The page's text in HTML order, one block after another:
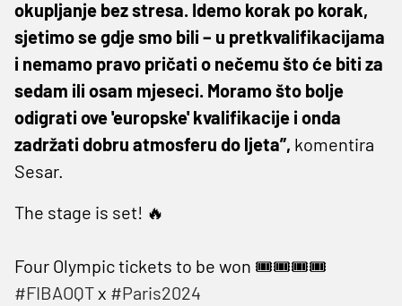
okupljanje bez stresa. Idemo korak po korak,
sjetimo se gdje smo bili – u pretkvalifikacijama
i nemamo pravo pričati o nečemu što će biti za
sedam ili osam mjeseci. Moramo što bolje
odigrati ove 'europske' kvalifikacije i onda
zadržati dobru atmosferu do ljeta”, komentira
Sesar.
The stage is set! 🔥
Four Olympic tickets to be won 🎟️🎟️🎟️🎟️
#FIBAOQTx #Paris2024